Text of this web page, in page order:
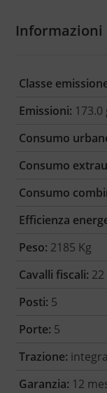
Classe
Emissioni:
Consumo
Consumo
Consumo
Efficienza
Peso: 2185 Kg
Cavalli fiscali: 22
Posti: 5
Porte: 5
Trazione:
Garanzia: 12